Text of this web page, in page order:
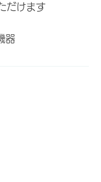
だけます
器